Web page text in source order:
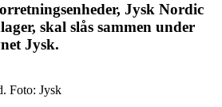
Jysk Nordic
skal slås sammen under
Jysk.
Foto: Jysk